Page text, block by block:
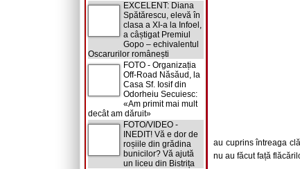
EXCELENT: Diana
Spătărescu, elevă în
clasa a XI-a la Infoel,
a câștigat Premiul
Gopo – echivalentul
Oscarurilor românești
FOTO - Organizația
Off-Road Năsăud, la
Casa Sf. Iosif din
Odorheiu Secuiesc:
«Am primit mai mult
decât am dăruit»
FOTO/VIDEO -
INEDIT! Vă e dor de
roșiile din grădina
bunicilor? Vă ajută
un liceu din Bistrița
au cuprins întreaga
nu au făcut față